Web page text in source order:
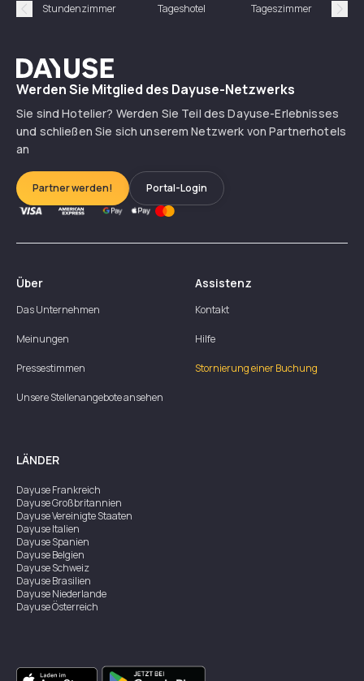
Précédent
Stundenzimmer Tageshotel Tageszimmer
Dayuse
Werden Sie Mitglied des Dayuse-Netzwerks
Sie sind Hotelier? Werden Sie Teil des Dayuse-Erlebnisses
und schließen Sie sich unserem Netzwerk von Partnerhotels
an
Partner werden! Portal-Login
Über
Das Unternehmen
Meinungen
Pressestimmen
Unsere Stellenangebote ansehen
Assistenz
Kontakt
Hilfe
Stornierung einer Buchung
LÄNDER
DayuseFrankreich
DayuseGroßbritannien
DayuseVereinigte Staaten
DayuseItalien
DayuseSpanien
DayuseBelgien
DayuseSchweiz
DayuseBrasilien
DayuseNiederlande
DayuseÖsterreich
DayuseSingapur